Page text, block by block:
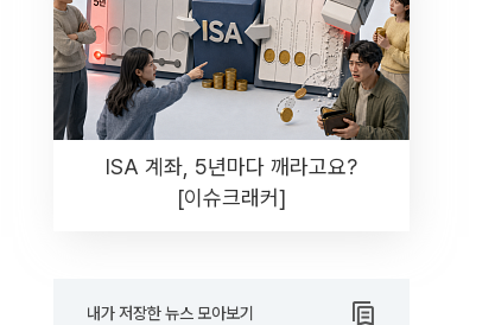
ISA 계좌, 5년마다 깨라고요?
[이슈크래커]
내가 저장한 뉴스 모아보기